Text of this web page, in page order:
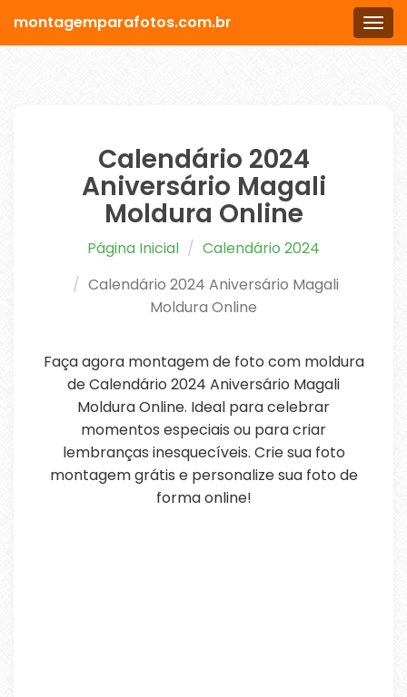
Menu
montagemparafotos.com.br
Calendário 2024
Aniversário Magali
Moldura Online
Página Inicial
Calendário 2024
Calendário 2024 Aniversário Magali
Moldura Online
Faça agora montagem de foto com moldura
de Calendário 2024 Aniversário Magali
Moldura Online. Ideal para celebrar
momentos especiais ou para criar
lembranças inesquecíveis. Crie sua foto
montagem grátis e personalize sua foto de
forma online!